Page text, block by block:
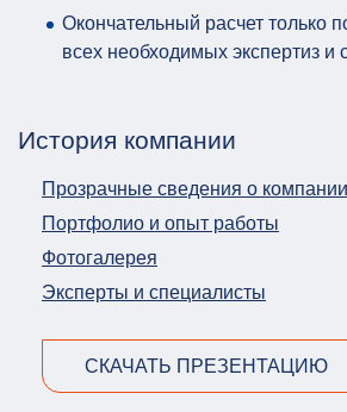
Окончательный расчет только
всех необходимых экспертиз и
История компании
Прозрачные сведения о компании
Портфолио и опыт работы
Фотогалерея
Эксперты и специалисты
СКАЧАТЬ ПРЕЗЕНТАЦИЮ